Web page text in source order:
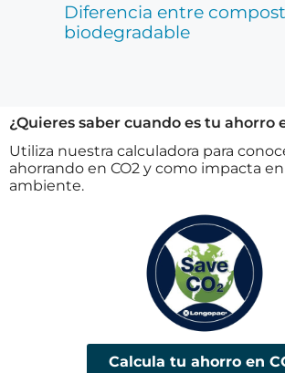
Diferencia entre
biodegradable
¿Quieres saber cuando es tu ahorro
Utiliza nuestra calculadora para
ahorrando en CO2 y como impacta
ambiente.
Calcula tu ahorro en